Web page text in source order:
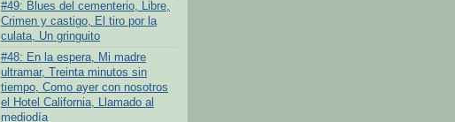
#49: Blues del cementerio, Libre,
Crimen y castigo, El tiro por la
culata, Un gringuito
#48: En la espera, Mi madre
ultramar, Treinta minutos sin
tiempo, Como ayer con nosotros
el Hotel California, Llamado al
mediodía